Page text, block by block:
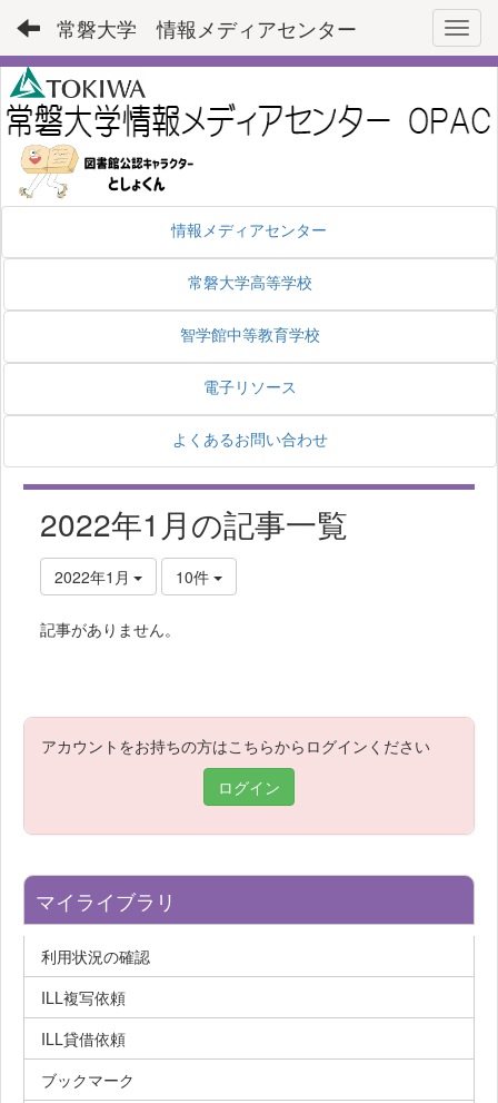
常磐大学 情報メディアセンター
情報メディアセンター
常磐大学高等学校
智学館中等教育学校
電子リソース
よくあるお問い合わせ
2022年1月の記事一覧
2022年1月 10件
記事がありません。
アカウントをお持ちの方はこちらからログインください
ログイン
マイライブラリ
利用状況の確認
ILL複写依頼
ILL貸借依頼
ブックマーク